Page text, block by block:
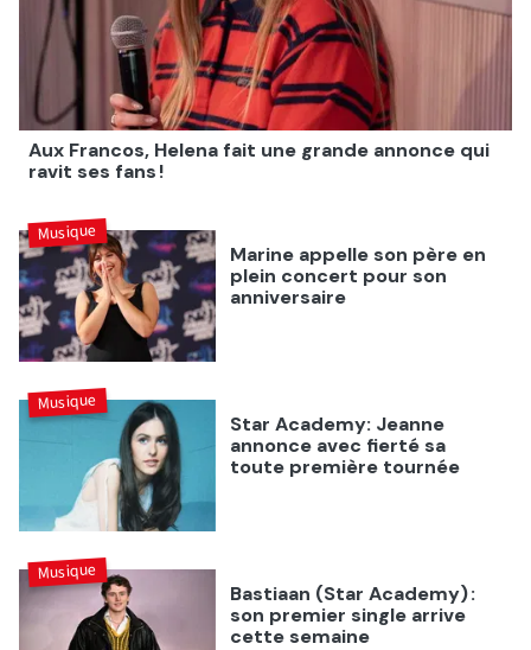
Aux Francos, Helena fait une grande annonce qui
ravit ses fans !
Marine appelle son père en
plein concert pour son
anniversaire
Musique
Star Academy: Jeanne
annonce avec fierté sa
toute première tournée
Musique
Bastiaan (Star Academy) :
son premier single arrive
cette semaine
Musique